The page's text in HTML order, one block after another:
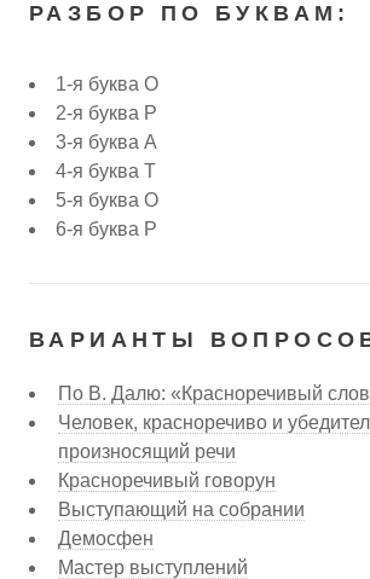
РАЗБОР ПО БУКВАМ:
1-я буква О
2-я буква Р
3-я буква А
4-я буква Т
5-я буква О
6-я буква Р
ВАРИАНТЫ
По В. Далю: «Красноречивый
Человек, красноречиво и
произносящий речи
Красноречивый говорун
Выступающий на собрании
Демосфен
Мастер выступлений